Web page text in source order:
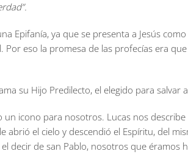
Epifanía, ya que se presenta a Jesús
eso la promesa de las profecías era
su Hijo Predilecto, el elegido para
un icono para nosotros. Lucas nos
abrió el cielo y descendió el Espíritu, del
decir de san Pablo, nosotros que éramos